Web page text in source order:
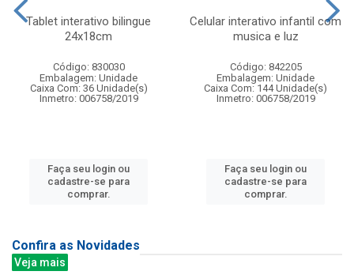
Tablet interativo bilingue
24x18cm
Código: 830030
Embalagem: Unidade
Caixa Com: 36 Unidade(s)
Inmetro: 006758/2019
Faça seu login ou
cadastre-se para
comprar.
Celular interativo infantil com
musica e luz
Código: 842205
Embalagem: Unidade
Caixa Com: 144 Unidade(s)
Inmetro: 006758/2019
Faça seu login ou
cadastre-se para
comprar.
Confira as Novidades
Veja mais